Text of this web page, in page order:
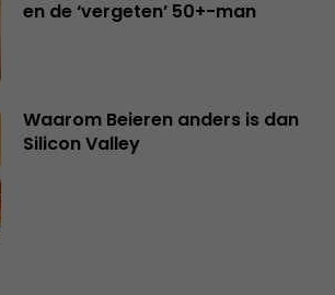
en de ‘vergeten’ 50+-man
Waarom Beieren anders is dan
Silicon Valley